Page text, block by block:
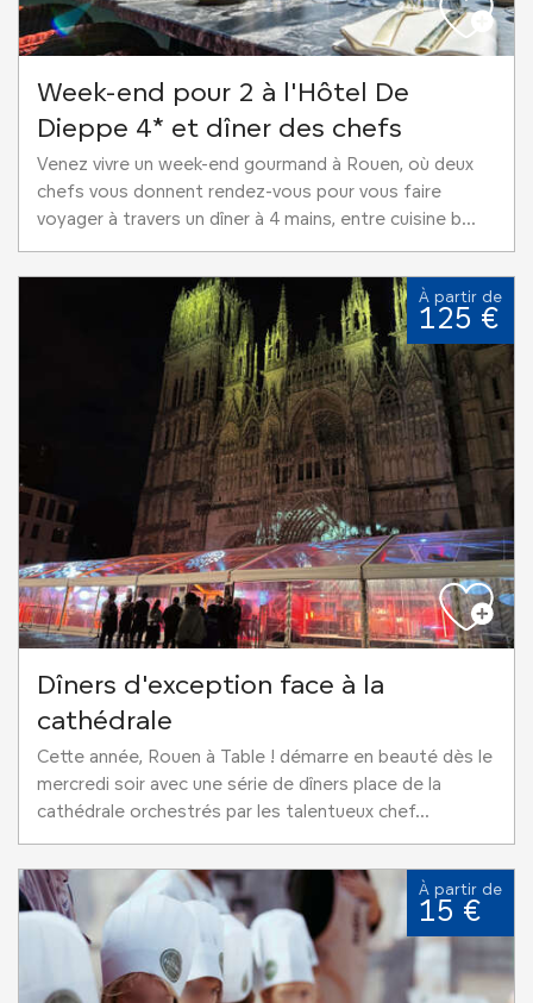
Week-end pour 2 à l'Hôtel De
Dieppe 4* et dîner des chefs
Venez vivre un week-end gourmand à Rouen, où deux
chefs vous donnent rendez-vous pour vous faire
voyager à travers un dîner à 4 mains, entre cuisine b...
À partir de
125 €
Dîners d'exception face à la
cathédrale
Cette année, Rouen à Table ! démarre en beauté dès le
mercredi soir avec une série de dîners place de la
cathédrale orchestrés par les talentueux chef...
À partir de
15 €